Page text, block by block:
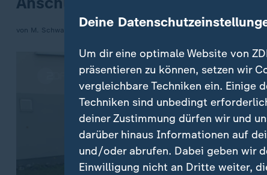
von M. Schwarz / N. Diekman / S. Susanka
Deine
Um dir eine optimale Website von
präsentieren zu können, setzen wir
vergleichbare Techniken ein. Einige
Techniken sind unbedingt
deiner Zustimmung dürfen wir und
darüber hinaus Informationen auf
und/oder abrufen. Dabei geben wir
Einwilligung nicht an Dritte weiter,